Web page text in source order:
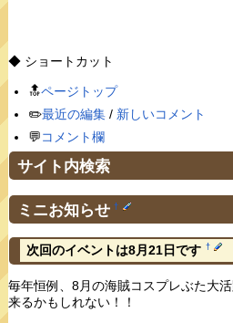
◆ ショートカット
🔝ページトップ
✏️最近の編集/ 新しいコメント
💬コメント欄
サイト内検索
ミニお知らせ †
次回のイベントは8月21日です †
毎年恒例、8月の海賊コスプレぶた大
来るかもしれない！！